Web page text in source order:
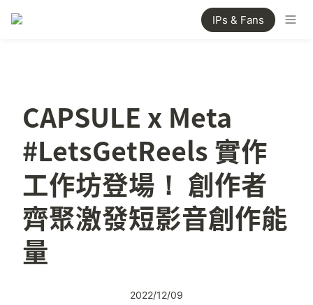
IPs & Fans
CAPSULE x Meta
#LetsGetReels 實作
工作坊登場！ 創作者
齊聚激發短影音創作能
量
2022/12/09